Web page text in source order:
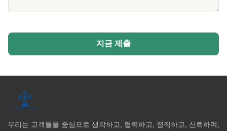
지금 제출
우리는 고객들을 중심으로 생각하고, 협력하고, 정직하고, 신뢰하며,